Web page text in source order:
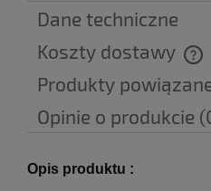
Dane techniczne
Koszty dostawy
Cena nie zawiera
Produkty
Opinie o produkcie
Opis produktu :